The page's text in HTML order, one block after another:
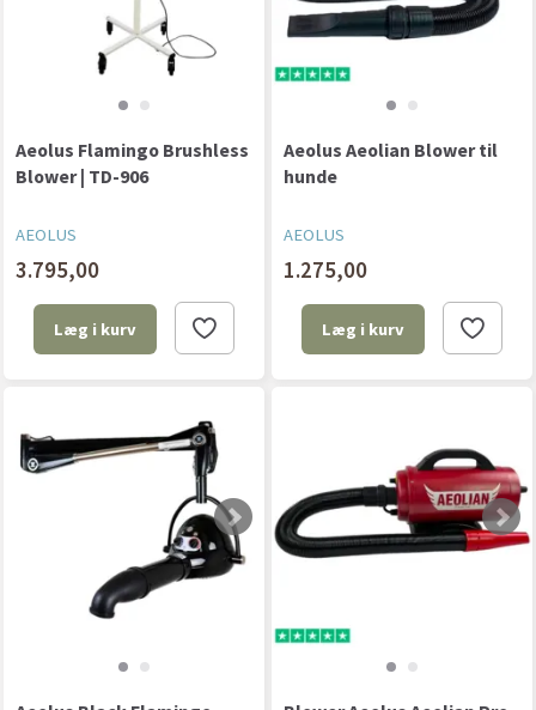
Aeolus Flamingo Brushless
Blower | TD-906
AEOLUS
3.795,00
Læg i kurv
Aeolus Aeolian Blower til
hunde
AEOLUS
1.275,00
Læg i kurv